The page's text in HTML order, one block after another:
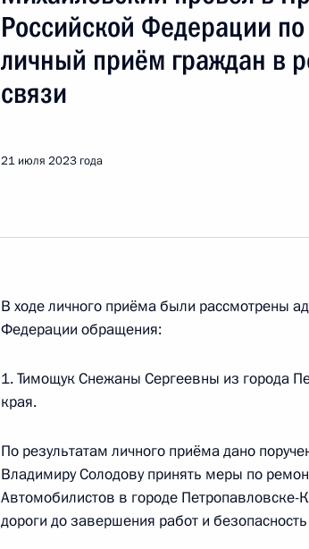
Поиск по руководителю, географии и тематике
Исполнено поручение (меры приняты),
видео-конференц-связи жительницы
Владимиром Толстым в Приёмной
граждан в Москве 26 мая 2021 года
Российской Федерации
личный приём граждан в
связи
21 июля 2023 года
В ходе личного приёма были рассмотрены
Федерации обращения:
1. Тимощук Снежаны Сергеевны из города
края.
По результатам личного приёма дано
Владимиру Солодову принять меры по
Автомобилистов в городе
дороги до завершения работ и